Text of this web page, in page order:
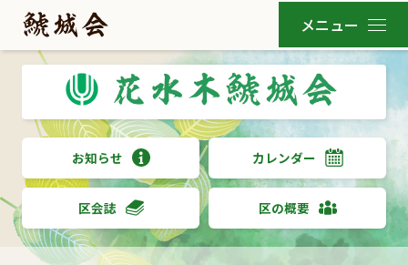
お知らせ カレンダー
区会誌 区の概要